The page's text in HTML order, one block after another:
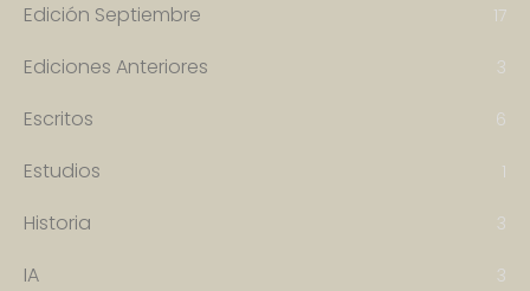
Edición Septiembre 17
Ediciones Anteriores 3
Escritos 6
Estudios 1
Historia 3
IA 3